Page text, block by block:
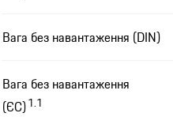
Вага без навантаження (DIN)
Вага без навантаження
(ЄС)1.1